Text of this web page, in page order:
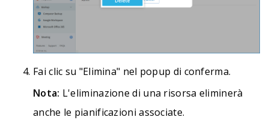
Fai clic su "Elimina" nel popup di conferma.
Nota: L'eliminazione di una risorsa eliminerà
anche le pianificazioni associate.